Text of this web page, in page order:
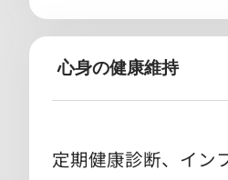
心身の健康維持
定期健康診断、イン